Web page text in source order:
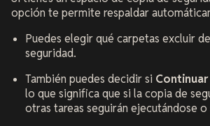
opción te permite respaldar
Puedes elegir qué carpetas excluir
seguridad.
También puedes decidir si Continuar
lo que significa que si la copia de
otras tareas seguirán ejecutándose